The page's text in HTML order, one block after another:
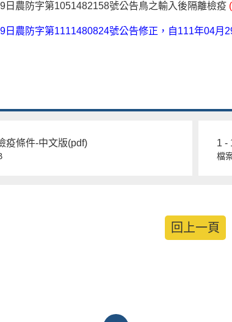
日農防字第1051482158號公告鳥之輸入後隔離檢疫
日農防字第1111480824號公告修正，自111年04月
疫條件-中文版(pdf) 1 -
檔
回上一頁